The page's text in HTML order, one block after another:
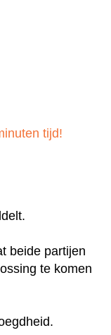
tijd!
beide partijen
te komen